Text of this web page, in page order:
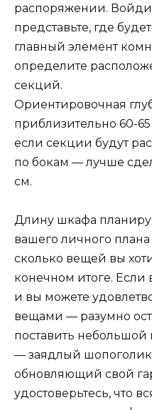
распоряжении.
представьте, где
главный элемент
определите
секций.
Ориентировочная
приблизительно 60-
если секции будут
по бокам — лучше
см.
Длину шкафа
вашего личного
сколько вещей вы
конечном итоге.
и вы можете
вещами — разумно
поставить
— заядлый
обновляющий свой
удостоверьтесь, что